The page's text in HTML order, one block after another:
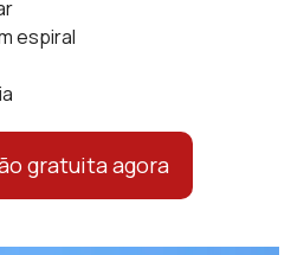
espiral
gratuita agora